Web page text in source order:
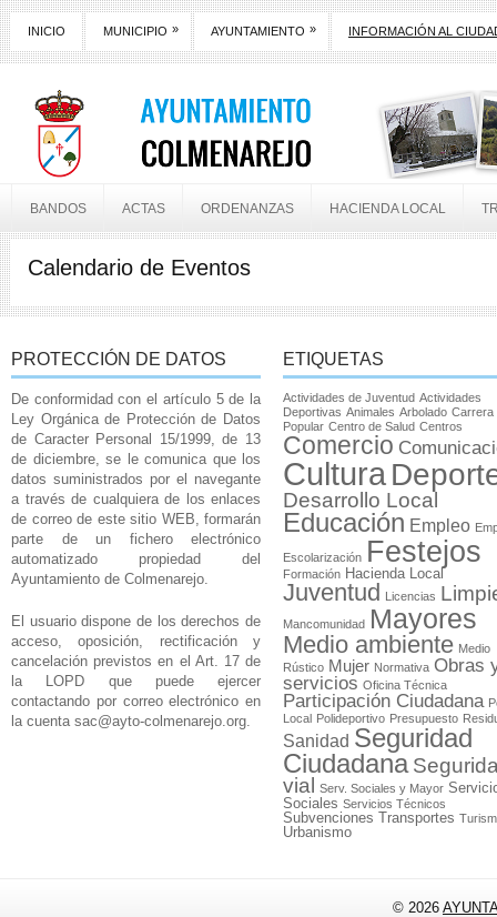
INICIO MUNICIPIO » AYUNTAMIENTO » INFORMACIÓN AL
BANDOS ACTAS ORDENANZAS HACIENDA LOCAL
Calendario de Eventos
PROTECCIÓN DE DATOS
De conformidad con el artículo 5 de la
Ley Orgánica de Protección de Datos
de Caracter Personal 15/1999, de 13
de diciembre, se le comunica que los
datos suministrados por el navegante
a través de cualquiera de los enlaces
de correo de este sitio WEB, formarán
parte de un fichero electrónico
automatizado propiedad del
Ayuntamiento de Colmenarejo.
El usuario dispone de los derechos de
acceso, oposición, rectificación y
cancelación previstos en el Art. 17 de
la LOPD que puede ejercer
contactando por correo electrónico en
la cuenta sac@ayto-colmenarejo.org.
ETIQUETAS
Actividades de Juventud Actividades
Deportivas Animales Arbolado Carrera
Popular Centro de Salud Centros
Comercio
Cultura
Desarrollo Local
Educación Empleo
Escolarización Festejos
Formación Hacienda Local
Juventud Licencias
Mancomunidad Mayores
Medio ambiente Medio
Rústico Mujer Normativa Obras
servicios Oficina Técnica
Participación Ciudadana
Local Polideportivo Presupuesto
Sanidad Seguridad
Ciudadana
vial
Serv. Sociales y Mayor
Sociales Servicios Técnicos
Subvenciones Transportes
Urbanismo
© 2026